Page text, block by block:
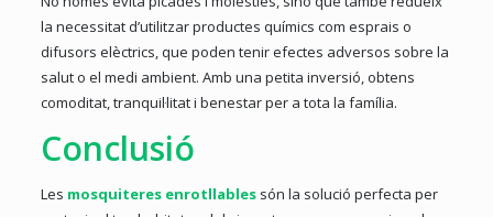
la necessitat d’utilitzar productes químics com esprais o
difusors elèctrics, que poden tenir efectes adversos sobre la
salut o el medi ambient. Amb una petita inversió, obtens
comoditat, tranquil·litat i benestar per a tota la família.
Conclusió
Les mosquiteres enrotllablessón la solució perfecta per